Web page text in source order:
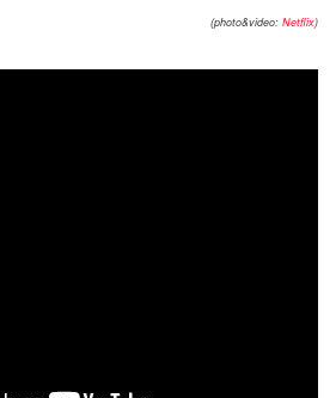
(photo&video: Netflix)